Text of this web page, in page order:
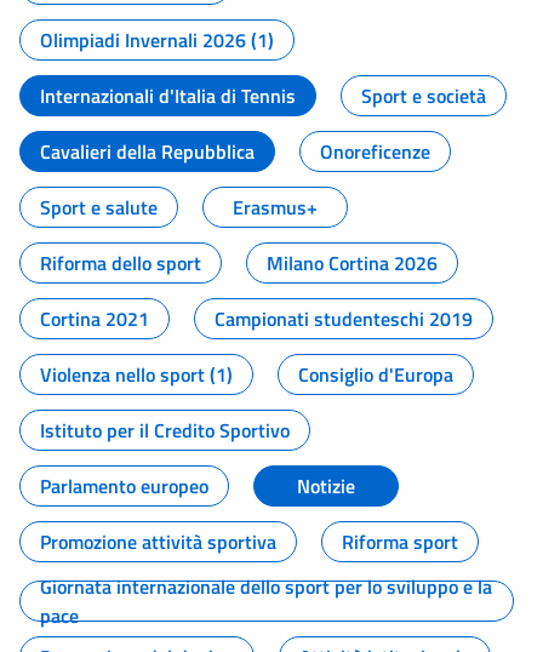
Olimpiadi Invernali 2026 (1)
Internazionali d'Italia di Tennis
Sport e società
Cavalieri della Repubblica
Onoreficenze
Sport e salute
Erasmus+
Riforma dello sport
Milano Cortina 2026
Cortina 2021
Campionati studenteschi 2019
Violenza nello sport (1)
Consiglio d'Europa
Istituto per il Credito Sportivo
Parlamento europeo
Notizie
Promozione attività sportiva
Riforma sport
Giornata internazionale dello sport per lo sviluppo e la
pace